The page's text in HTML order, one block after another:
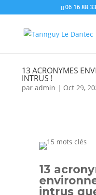
06 16 88
13 ACRONYMES
INTRUS !
par admin | Oct 29,
13
intrus